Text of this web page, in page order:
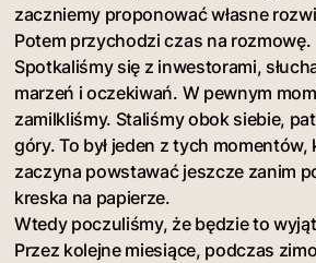
zaczniemy proponować własne
Potem przychodzi czas na rozmowę.
Spotkaliśmy się z inwestorami,
marzeń i oczekiwań. W pewnym
zamilkliśmy. Staliśmy obok siebie,
góry. To był jeden z tych
zaczyna powstawać jeszcze zanim
kreska na papierze.
Wtedy poczuliśmy, że będzie to
Przez kolejne miesiące, podczas